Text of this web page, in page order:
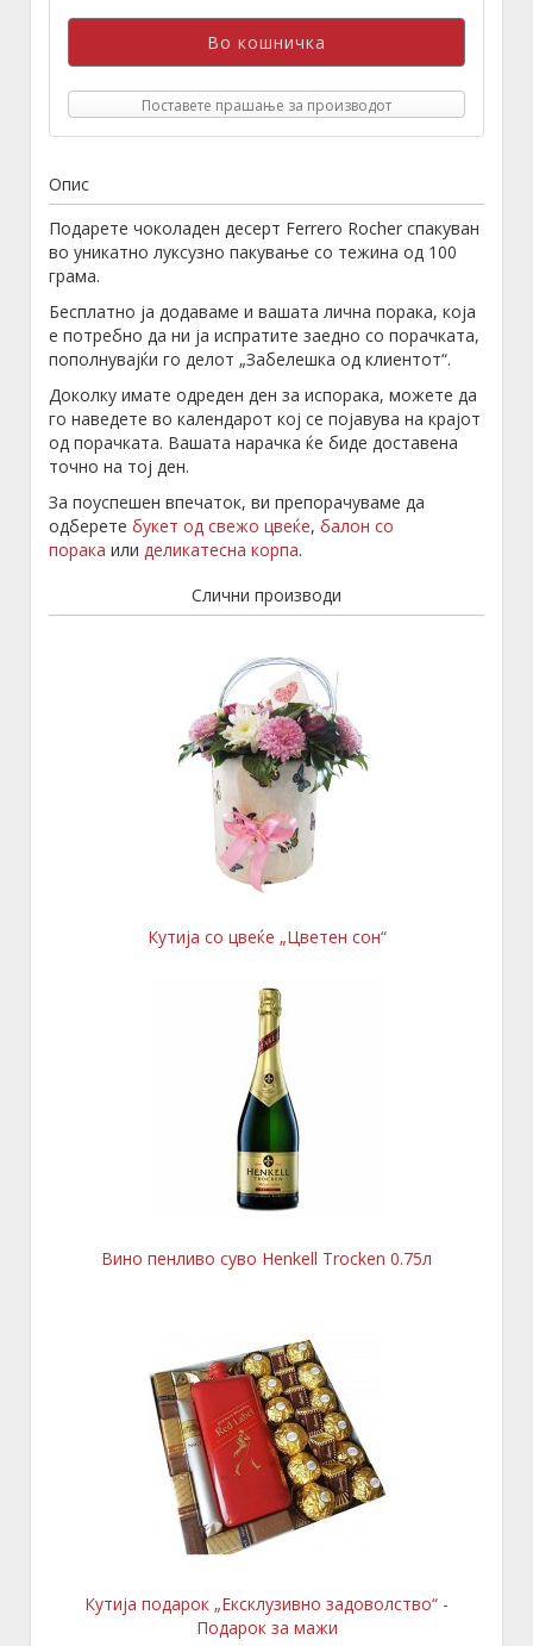
Поставете прашање за производот
Опис
Подарете чоколаден десерт Ferrero Rocher спакуван
во уникатно луксузно пакување со тежина од 100
грама.
Бесплатно ја додаваме и вашата лична порака, која
е потребно да ни ја испратите заедно со порачката,
пополнувајќи го делот „Забелешка од клиентот“.
Доколку имате одреден ден за испорака, можете да
го наведете во календарот кој се појавува на крајот
од порачката. Вашата нарачка ќе биде доставена
точно на тој ден.
За поуспешен впечаток, ви препорачуваме да
одберете букет од свежо цвеќе, балон со
порака или деликатесна корпа.
Слични производи
Кутија со цвеќе „Цветен сон“
Вино пенливо суво Henkell Trocken 0.75л
Кутија подарок „Ексклузивно задоволство“ -
Подарок за мажи